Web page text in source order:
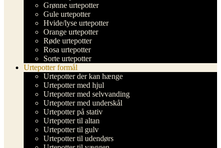
Grønne urtepotter
Gule urtepotter
Hvide/lyse urtepotter
Orange urtepotter
Røde urtepotter
Rosa urtepotter
Sorte urtepotter
Urtepotter formål
Urtepotter der kan hænge
Urtepotter med hjul
Urtepotter med selvvanding
Urtepotter med underskål
Urtepotter på stativ
Urtepotter til altan
Urtepotter til gulv
Urtepotter til udendørs